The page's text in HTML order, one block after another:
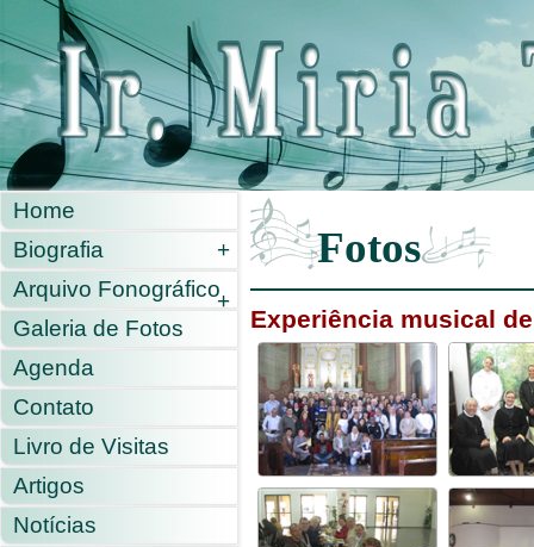
Home
Biografia
+
Arquivo Fonográfico+
Galeria de Fotos
Agenda
Contato
Livro de Visitas
Artigos
Notícias
Fotos
Experiência musical